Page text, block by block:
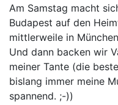
Am Samstag macht
Budapest auf den
mittlerweile in
Und dann backen wir
meiner Tante (die
bislang immer meine
spannend. ;-))